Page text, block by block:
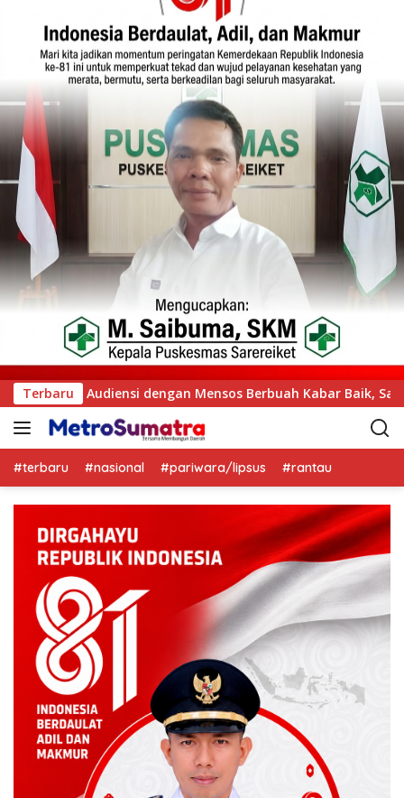
Terbaru
Baik, Saifullah Yusuf Dijadwalkan Buka Pacu Jalur 2026 dan
#terbaru #nasional #pariwara/lipsus #rantau